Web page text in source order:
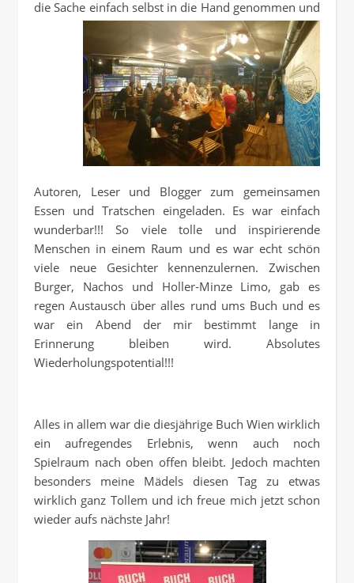
die Sache einfach selbst in die Hand genommen und
Autoren, Leser und Blogger zum gemeinsamen
Essen und Tratschen eingeladen. Es war einfach
wunderbar!!! So viele tolle und inspirierende
Menschen in einem Raum und es war echt schön
viele neue Gesichter kennenzulernen. Zwischen
Burger, Nachos und Holler-Minze Limo, gab es
regen Austausch über alles rund ums Buch und es
war ein Abend der mir bestimmt lange in
Erinnerung bleiben wird. Absolutes
Wiederholungspotential!!!
Alles in allem war die diesjährige Buch Wien wirklich
ein aufregendes Erlebnis, wenn auch noch
Spielraum nach oben offen bleibt. Jedoch machten
besonders meine Mädels diesen Tag zu etwas
wirklich ganz Tollem und ich freue mich jetzt schon
wieder aufs nächste Jahr!